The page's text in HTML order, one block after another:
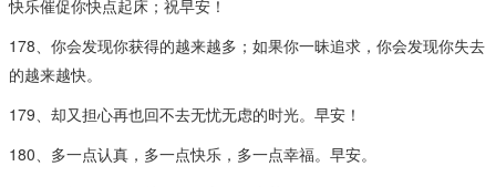
快乐催促你快点起床；祝早安！
178、你会发现你获得的越来越多；如果你一昧追求，你会发现你失去
的越来越快。
179、却又担心再也回不去无忧无虑的时光。早安！
180、多一点认真，多一点快乐，多一点幸福。早安。